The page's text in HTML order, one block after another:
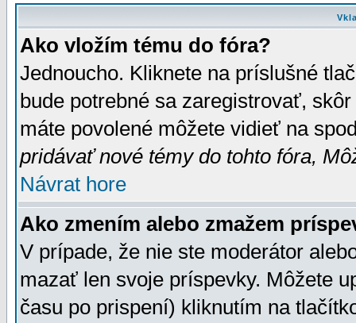
Ako vložím tému do fóra?
Jednoucho. Kliknete na príslušné
bude potrebné sa zaregistrovať,
máte povolené môžete vidieť na
pridávať nové témy do tohto fóra,
Návrat hore
Ako zmením alebo zmažem
V prípade, že nie ste moderátor
mazať len svoje príspevky. Môžete
času po prispení) kliknutím na